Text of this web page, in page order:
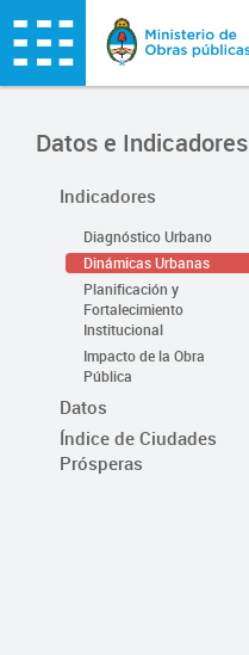
Datos e Indicadores
Indicadores
Diagnóstico Urbano
Dinámicas Urbanas
Planificación y
Fortalecimiento
Institucional
Impacto de la Obra
Pública
Datos
Índice de Ciudades
Prósperas